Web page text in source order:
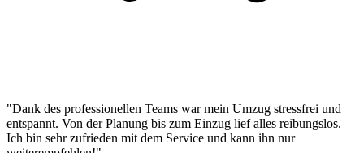
"Dank des professionellen Teams war mein Umzug stressfrei und
entspannt. Von der Planung bis zum Einzug lief alles reibungslos.
Ich bin sehr zufrieden mit dem Service und kann ihn nur